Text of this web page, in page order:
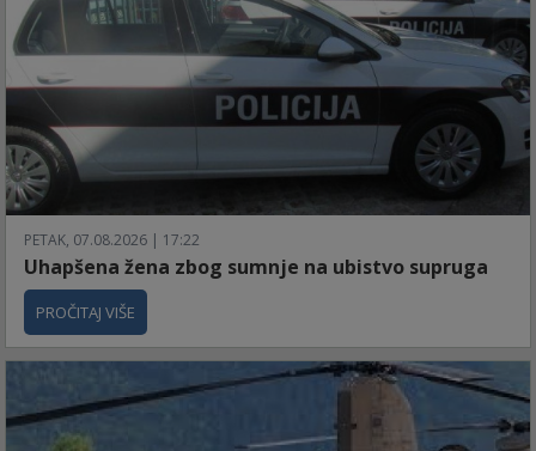
PETAK, 07.08.2026 | 17:22
Uhapšena žena zbog sumnje na ubistvo supruga
PROČITAJ VIŠE